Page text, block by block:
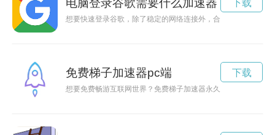
电脑登录谷歌需要什么加速器
想要快速登录谷歌，除了稳定的网络连接外，合适的加速器也是
免费梯子加速器pc端
想要免费畅游互联网世界？免费梯子加速器永久免费版手机助
下载